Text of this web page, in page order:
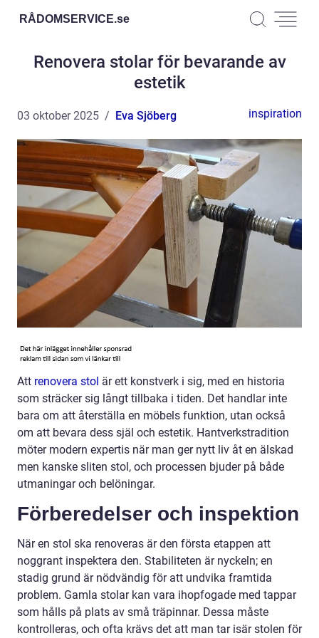
RÅDOMSERVICE.se
Renovera stolar för bevarande av
estetik
03 oktober 2025 Eva Sjöberg inspiration
Att renovera stol är ett konstverk i sig, med en historia
som sträcker sig långt tillbaka i tiden. Det handlar inte
bara om att återställa en möbels funktion, utan också
om att bevara dess själ och estetik. Hantverkstradition
möter modern expertis när man ger nytt liv åt en älskad
men kanske sliten stol, och processen bjuder på både
utmaningar och belöningar.
Förberedelser och inspektion
När en stol ska renoveras är den första etappen att
noggrant inspektera den. Stabiliteten är nyckeln; en
stadig grund är nödvändig för att undvika framtida
problem. Gamla stolar kan vara ihopfogade med tappar
som hålls på plats av små träpinnar. Dessa måste
kontrolleras, och ofta krävs det att man tar isär stolen för